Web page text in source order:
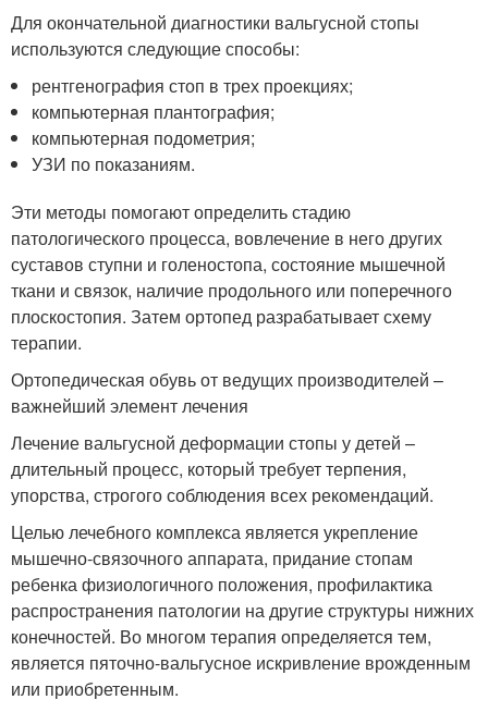
Для окончательной диагностики вальгусной стопы
используются следующие способы:
рентгенография стоп в трех проекциях;
компьютерная плантография;
компьютерная подометрия;
УЗИ по показаниям.
Эти методы помогают определить стадию
патологического процесса, вовлечение в него других
суставов ступни и голеностопа, состояние мышечной
ткани и связок, наличие продольного или поперечного
плоскостопия. Затем ортопед разрабатывает схему
терапии.
Ортопедическая обувь от ведущих производителей –
важнейший элемент лечения
Лечение вальгусной деформации стопы у детей –
длительный процесс, который требует терпения,
упорства, строгого соблюдения всех рекомендаций.
Целью лечебного комплекса является укрепление
мышечно-связочного аппарата, придание стопам
ребенка физиологичного положения, профилактика
распространения патологии на другие структуры нижних
конечностей. Во многом терапия определяется тем,
является пяточно-вальгусное искривление врожденным
или приобретенным.